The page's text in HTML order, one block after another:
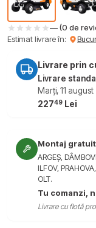
— (0 de
Estimat livrare în:
Livrare prin
Livrare
Marți, 11 august
22749 Lei
Montaj
ARGEȘ,
ILFOV,
OLT.
Tu comanzi,
Livrare cu flotă